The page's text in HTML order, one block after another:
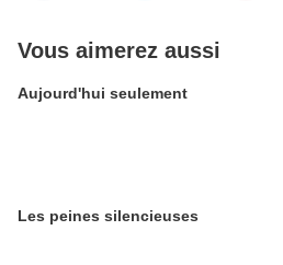
Vous aimerez aussi
Aujourd'hui seulement
Les peines silencieuses